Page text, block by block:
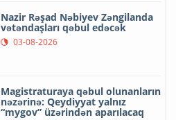
Nazir Rəşad Nəbiyev Zəngilanda
vətəndaşları qəbul edəcək
03-08-2026
Magistraturaya qəbul olunanların
nəzərinə: Qeydiyyat yalnız
“mygov” üzərindən aparılacaq